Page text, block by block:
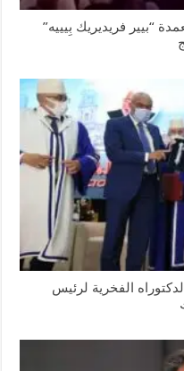
“بيير فريديريك بِيييه”
الفخرية لرئيس